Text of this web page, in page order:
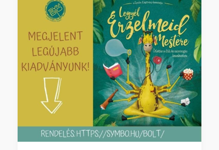
kiadványunk
Legyél
érzelmeid
mestere!